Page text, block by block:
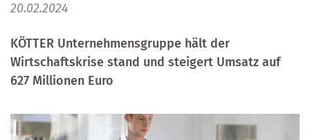
20.02.2024
KÖTTER Unternehmensgruppe hält der
Wirtschaftskrise stand und steigert Umsatz auf
627 Millionen Euro